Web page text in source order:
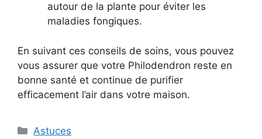
autour de la plante pour éviter les
maladies fongiques.
En suivant ces conseils de soins, vous pouvez
vous assurer que votre Philodendron reste en
bonne santé et continue de purifier
efficacement l’air dans votre maison.
Categories
Astuces